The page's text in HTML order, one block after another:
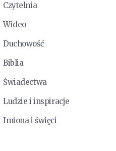
Czytelnia
Wideo
Duchowość
Biblia
Świadectwa
Ludzie i inspiracje
Imiona i święci